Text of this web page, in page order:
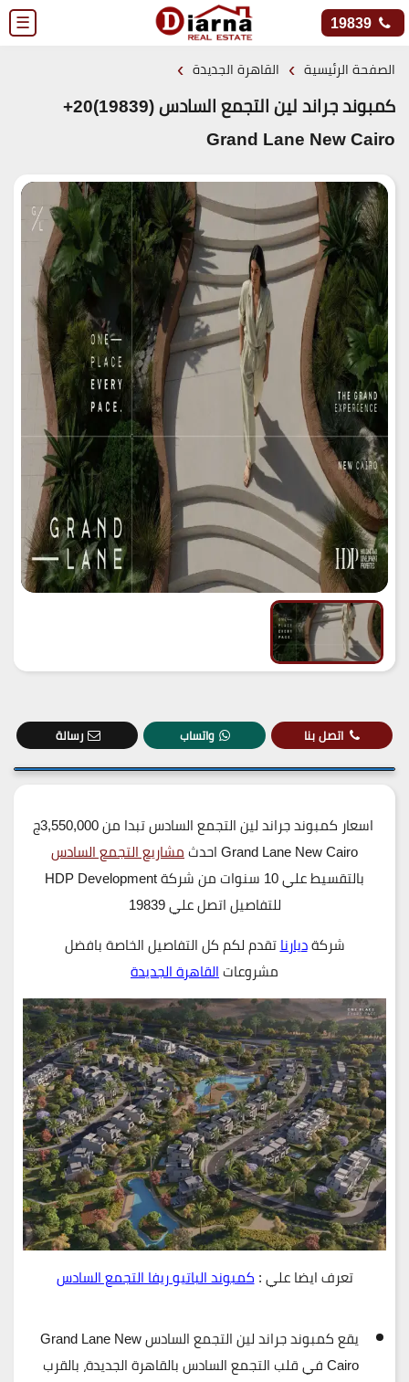
☰ 19839
الصفحة الرئيسية › القاهرة الجديدة ›
كمبوند جراند لين التجمع السادس (19839)20+
Grand Lane New Cairo
اتصل بنا واتساب رسالة
اسعار كمبوند جراند لين التجمع السادس تبدا من 3,550,000ج
Grand Lane New Cairo احدث
مشاريع التجمع السادس
بالتقسيط علي 10 سنوات من شركة HDP Development
للتفاصيل اتصل علي 19839
شركةديارناتقدم لكم كل التفاصيل الخاصة بافضل
مشروعاتالقاهرة الجديدة
تعرف ايضا علي :كمبوند الباتيو ريفا التجمع السادس
يقع
كمبوند جراند لين التجمع السادس Grand Lane New
Cairoفي قلب التجمع السادس بالقاهرة الجديدة، بالقرب